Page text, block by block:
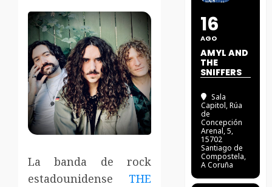
La banda de rock
estadounidense THE
16
AGO
AMYL AND
THE
SNIFFERS
Sala
Capitol, Rúa
de
Concepción
Arenal, 5,
15702
Santiago de
Compostela,
A Coruña